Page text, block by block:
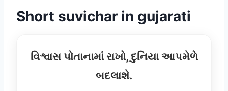
Short suvichar in gujarati
વિશ્વાસ પોતાનામાં રાખો, દુનિયા આપમેળે
બદલાશે.